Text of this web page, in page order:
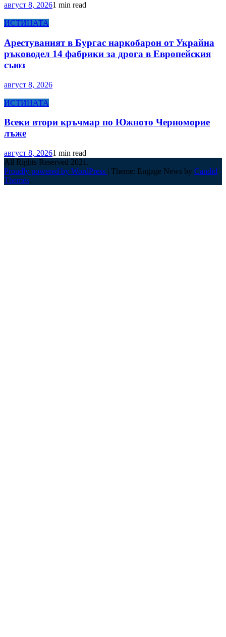
август 8, 20261 min read
ИСТИНАТА
Арестуваният в Бургас наркобарон от Украйна
ръководел 14 фабрики за дрога в Европейския
съюз
август 8, 2026
ИСТИНАТА
Всеки втори кръчмар по Южното Черноморие
лъже
август 8, 20261 min read
All Rights Reserved 2021.
Proudly powered by WordPress | Theme: Engage News by Candid
Themes.